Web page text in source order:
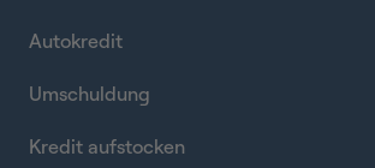
Autokredit
Umschuldung
Kredit aufstocken